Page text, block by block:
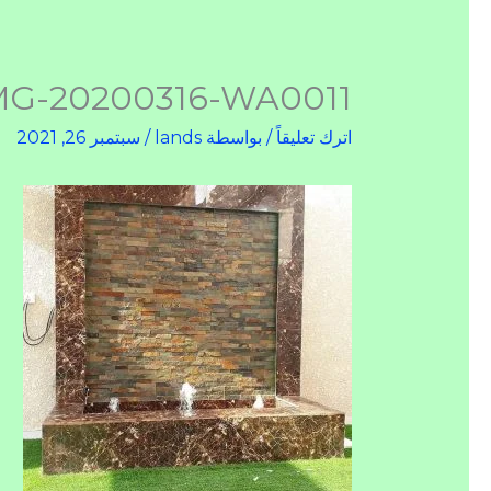
20200316-WA0011
اترك تعليقاً / بواسطة lands
/ سبتمبر 26, 2021